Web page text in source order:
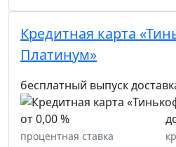
Кредитная карта
Платинум»
бесплатный выпуск
от 0,00 %
процентная ставка